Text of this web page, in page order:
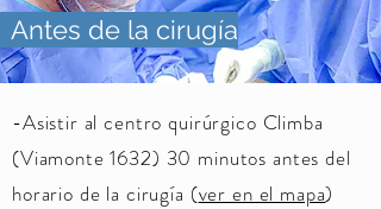
Antes de la cirugía
-Asistir al centro quirúrgico Climba
(Viamonte 1632) 30 minutos antes del
horario de la cirugía (ver en el mapa)